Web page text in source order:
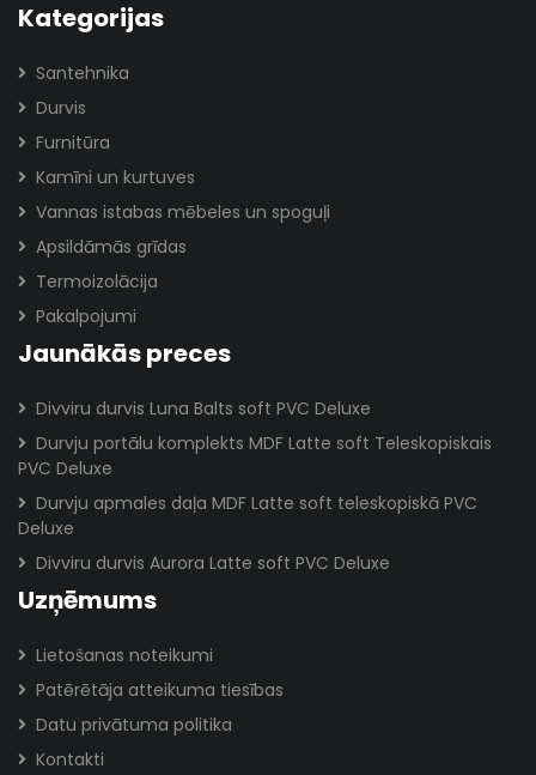
Kategorijas
Santehnika
Durvis
Furnitūra
Kamīni un kurtuves
Vannas istabas mēbeles un spoguļi
Apsildāmās grīdas
Termoizolācija
Pakalpojumi
Jaunākās preces
Divviru durvis Luna Balts soft PVC Deluxe
Durvju portālu komplekts MDF Latte soft Teleskopiskais
PVC Deluxe
Durvju apmales daļa MDF Latte soft teleskopiskā PVC
Deluxe
Divviru durvis Aurora Latte soft PVC Deluxe
Uzņēmums
Lietošanas noteikumi
Patērētāja atteikuma tiesības
Datu privātuma politika
Kontakti